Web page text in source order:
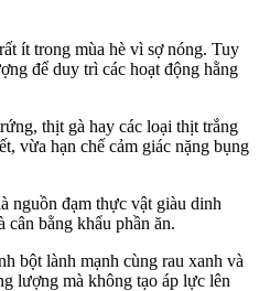
ít trong mùa hè vì sợ nóng. Tuy
để duy trì các hoạt động hằng
thịt gà hay các loại thịt trắng
vừa hạn chế cảm giác nặng bụng
nguồn đạm thực vật giàu dinh
bằng khẩu phần ăn.
bột lành mạnh cùng rau xanh và
lượng mà không tạo áp lực lên